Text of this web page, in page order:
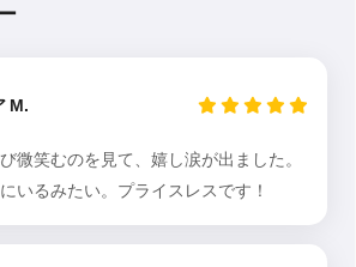
M.
微笑むのを見て、嬉し涙が出ました。
いるみたい。プライスレスです！
は！私はStorikoです👋
お話を読む